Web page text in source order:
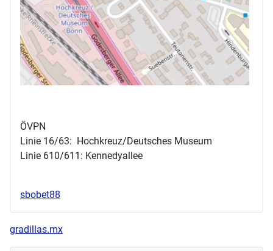
ÖVPN
Linie 16/63: Hochkreuz/Deutsches Museum
Linie 610/611: Kennedyallee
sbobet88
gradillas.mx